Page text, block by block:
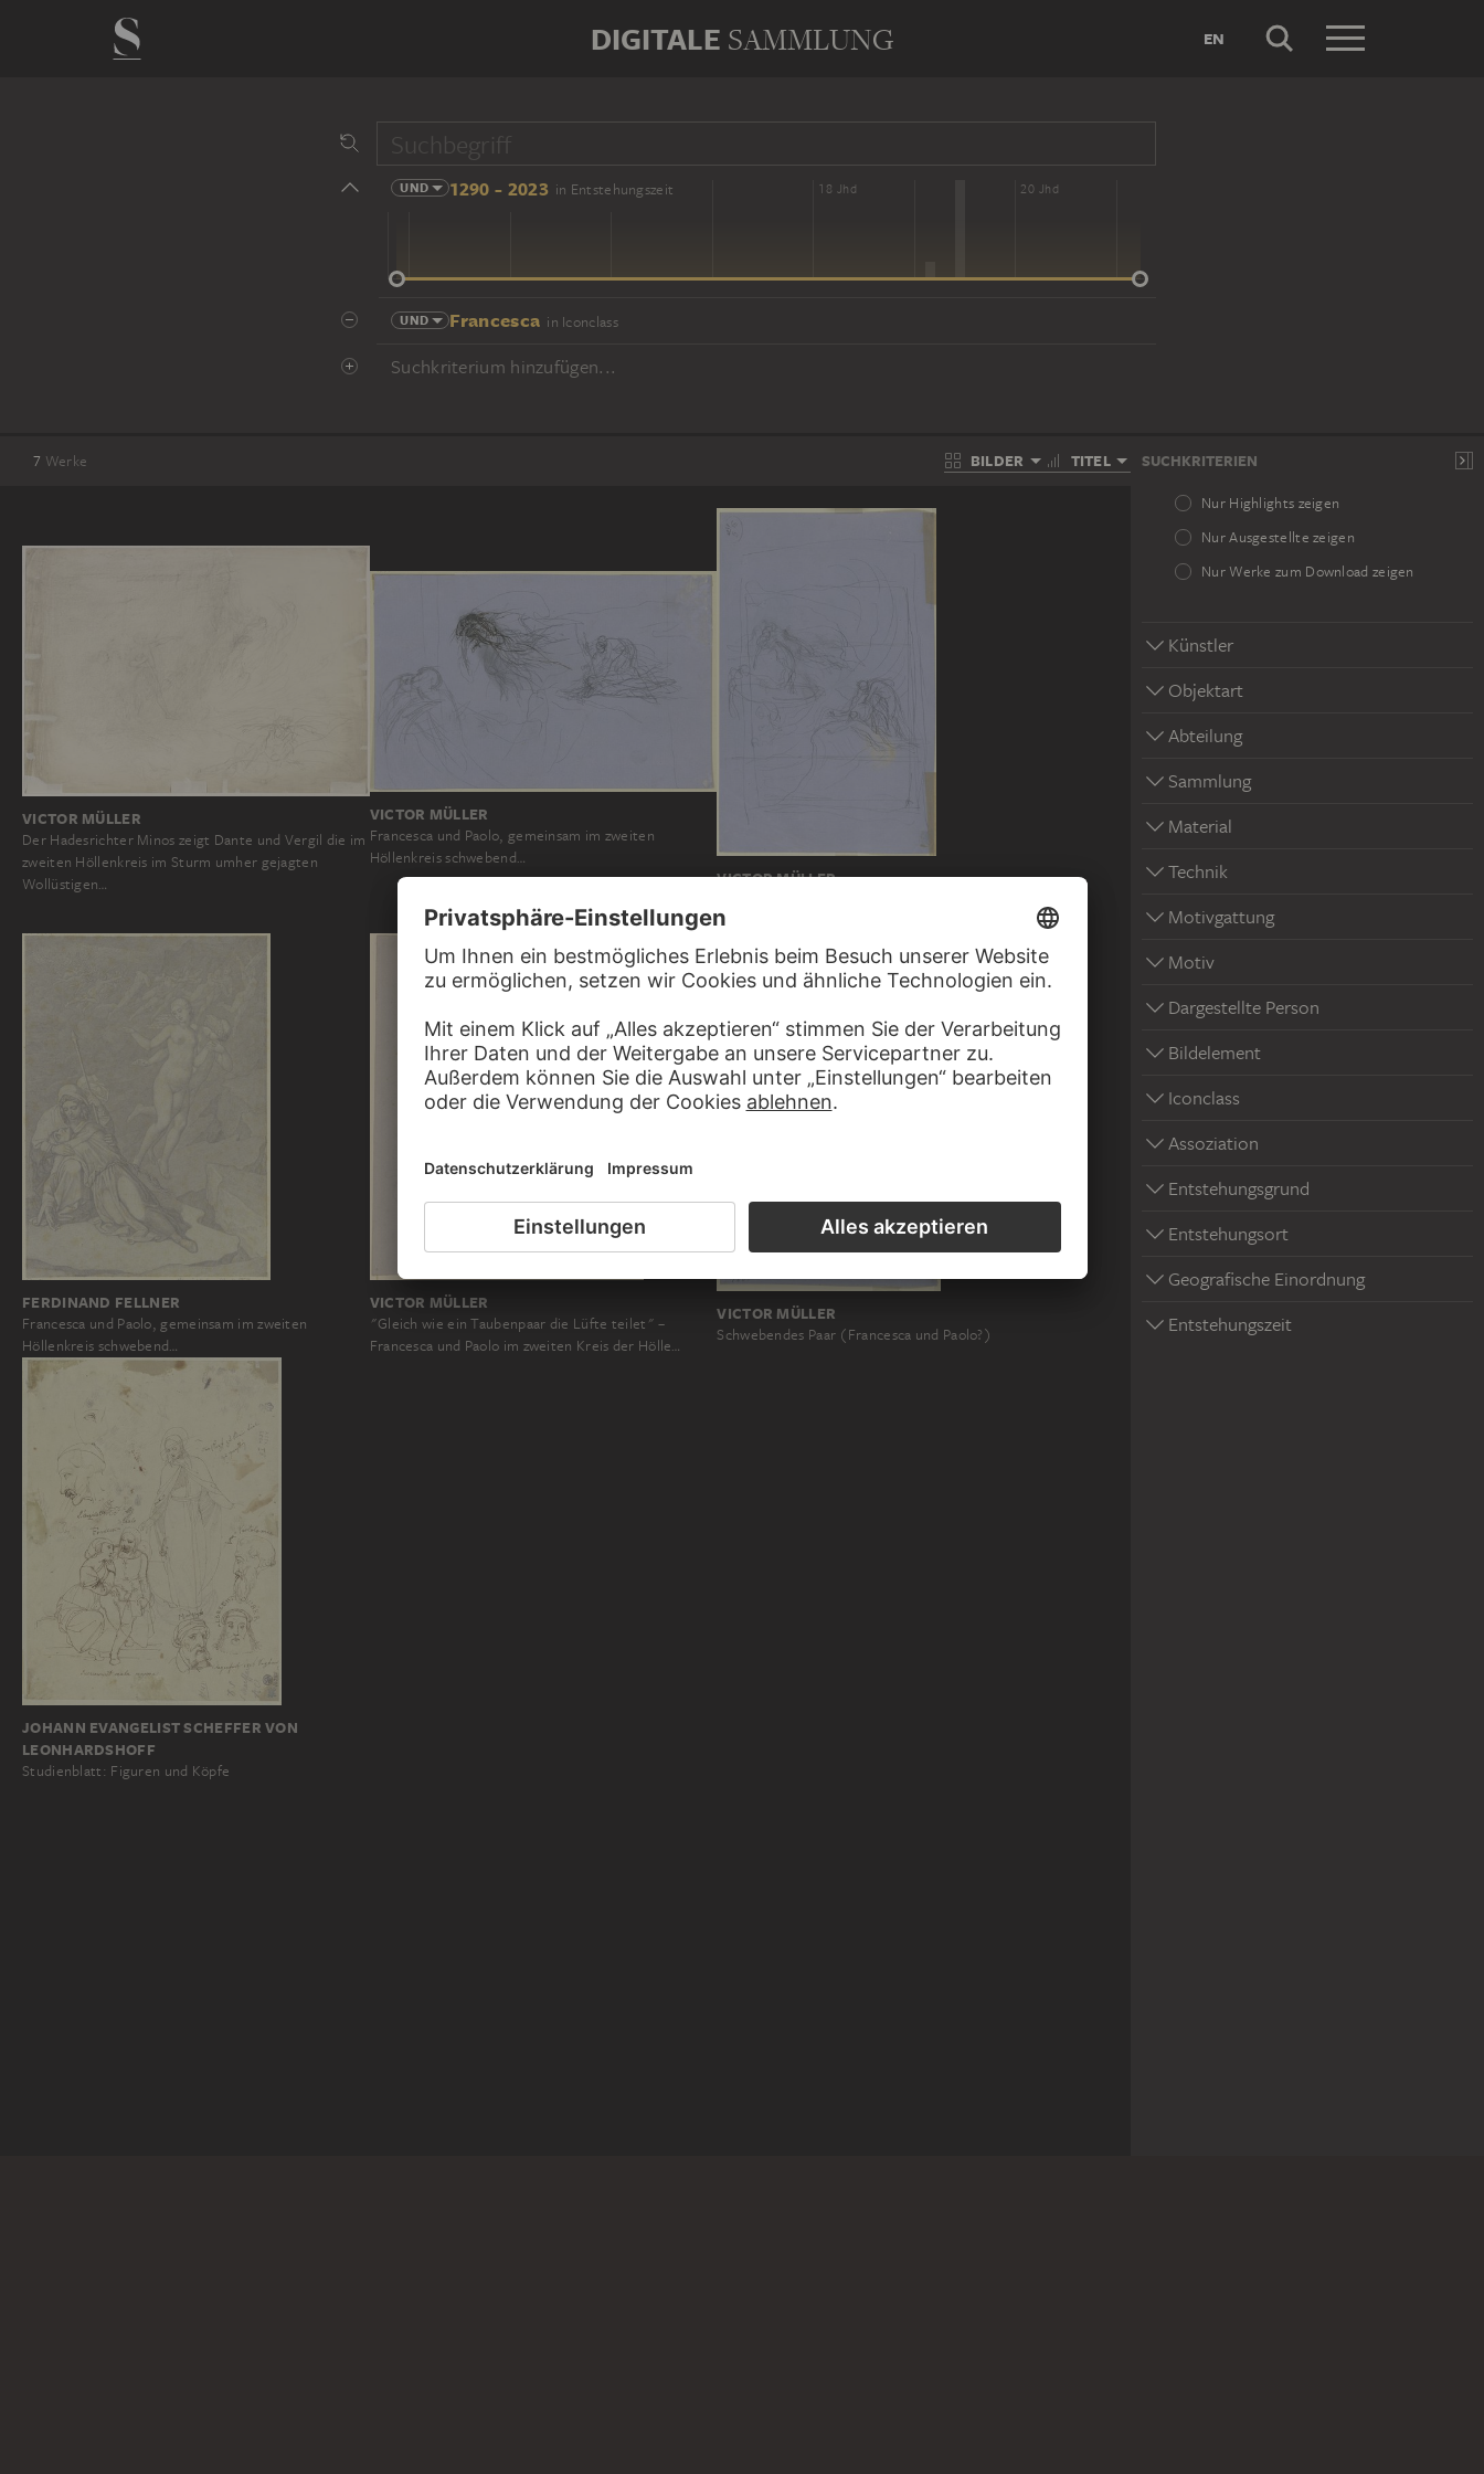
DIGITALE SAMMLUNG EN
UND 1290 - 2023 in Entstehungszeit
14 Jhd 16 Jhd 18 Jhd 20 Jhd
UND Francesca in Iconclass
Suchkriterium hinzufügen...
7 Werke BILDER TITEL SUCHKRITERIEN
Nur Highlights zeigen
Nur Ausgestellte zeigen
Nur Werke zum Download zeigen
Künstler
Objektart
Abteilung
Sammlung
Material
Technik
Motivgattung
Motiv
Dargestellte Person
Bildelement
Iconclass
Assoziation
Entstehungsgrund
Entstehungsort
Geografische Einordnung
Entstehungszeit
VICTOR MÜLLER
Der Hadesrichter Minos zeigt Dante und Vergil die im
zweiten Höllenkreis im Sturm umher gejagten
Wollüstigen…
VICTOR MÜLLER
Francesca und Paolo, gemeinsam im zweiten
Höllenkreis schwebend…
VICTOR MÜLLER
Höllenkreis schwebend…
FERDINAND FELLNER
Francesca und Paolo, gemeinsam im zweiten
Höllenkreis schwebend…
VICTOR MÜLLER
"Gleich wie ein Taubenpaar die Lüfte teilet" –
Francesca und Paolo im zweiten Kreis der Hölle…
VICTOR MÜLLER
Schwebendes Paar (Francesca und Paolo?)
JOHANN EVANGELIST SCHEFFER VON
LEONHARDSHOFF
Studienblatt: Figuren und Köpfe